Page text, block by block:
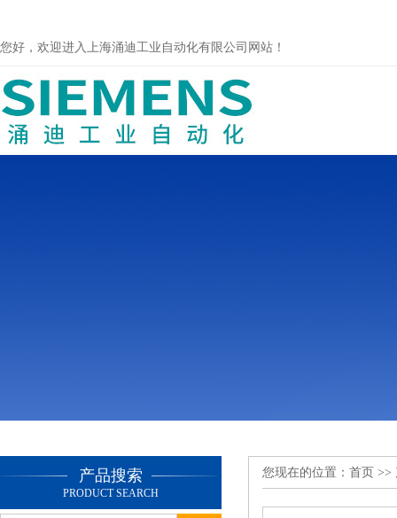
您好，欢迎进入上海涌迪工业自动化有限公司网站！
产品搜索
PRODUCT SEARCH
您现在的位置： 首页 >>